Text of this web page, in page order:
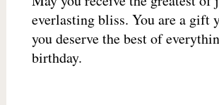
everlasting bliss. You are a gift
you deserve the best of
birthday.